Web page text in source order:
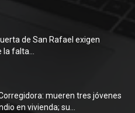
de San Rafael exigen
falta...
mueren tres jóvenes
en vivienda; su...